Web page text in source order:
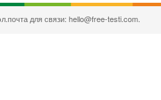
для связи: hello@free-testi.com.